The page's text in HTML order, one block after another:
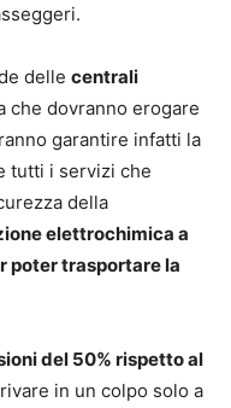
delle centrali
che dovranno erogare
garantire infatti la
tutti i servizi che
della
elettrochimica a
poter trasportare la
del 50% rispetto al
in un colpo solo a